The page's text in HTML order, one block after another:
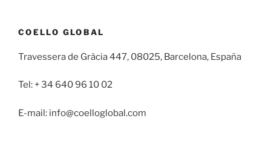
COELLO GLOBAL
Travessera de Gràcia 447, 08025, Barcelona, España
Tel: + 34 640 96 10 02
E-mail: info@coelloglobal.com